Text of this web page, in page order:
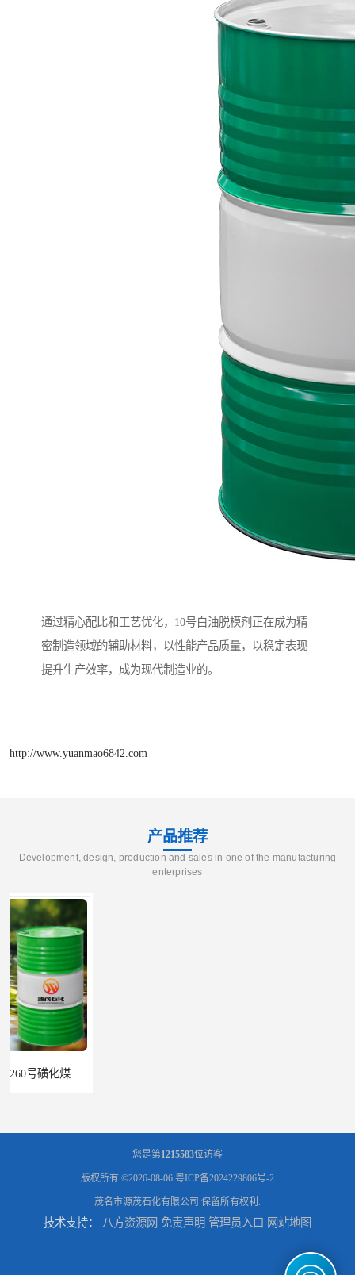
通过精心配比和工艺优化，10号白油脱模剂正在成为精
密制造领域的辅助材料，以性能产品质量，以稳定表现
提升生产效率，成为现代制造业的。
http://www.yuanmao6842.com
产品推荐
Development, design, production and sales in one of the manufacturing
enterprises
您是第1215583位访客
版权所有 ©2026-08-06 粤ICP备2024229806号-2
茂名市源茂石化有限公司 保留所有权利.
技术支持： 八方资源网 免责声明 管理员入口 网站地图